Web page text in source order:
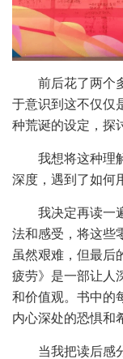
前后花了两个
于意识到这不仅仅
种荒诞的设定，探
我想将这种理
深度，遇到了如何
我决定再读一
法和感受，将这些
虽然艰难，但最后
疲劳》是一部让人
和价值观。书中的
内心深处的恐惧和
当我把读后感